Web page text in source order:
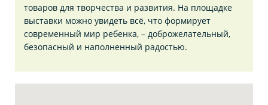
товаров для творчества и развития. На площадке
выставки можно увидеть всё, что формирует
современный мир ребенка, – доброжелательный,
безопасный и наполненный радостью.